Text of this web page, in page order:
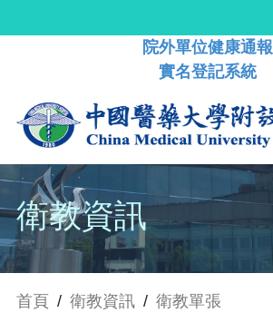
院外單位健康通報
實名登記系統
衛教資訊
首頁 / 衛教資訊 / 衛教單張